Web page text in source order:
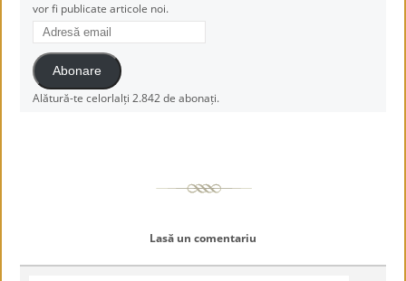
vor fi publicate articole noi.
Adresă
email
Abonare
Alătură-te celorlalți 2.842 de abonați.
Lasă un comentariu